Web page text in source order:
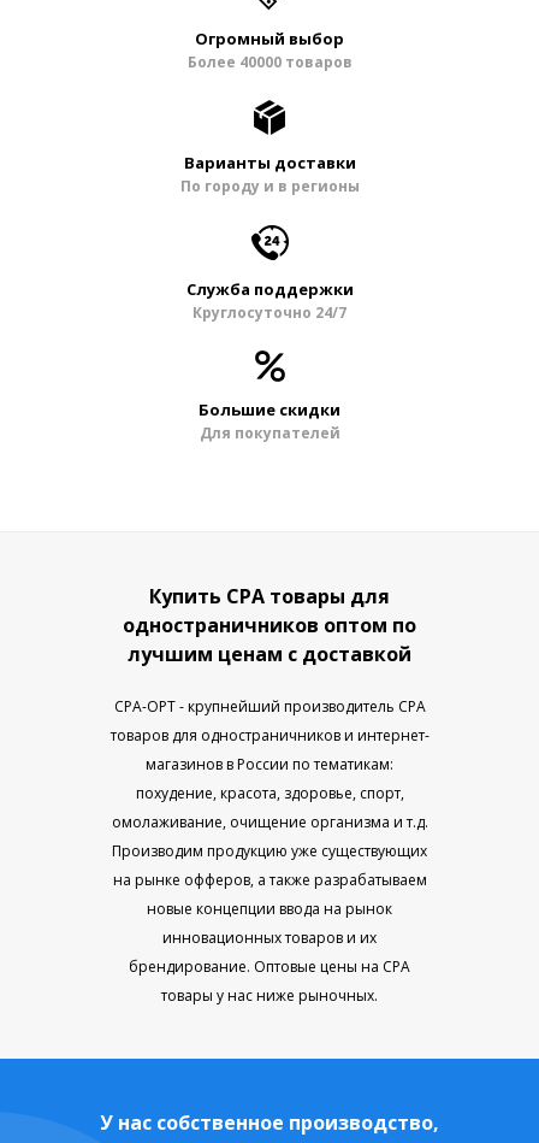
Огромный выбор
Более 40000 товаров
Варианты доставки
По городу и в регионы
Служба поддержки
Круглосуточно 24/7
Большие скидки
Для покупателей
Купить CPA товары для
одностраничников оптом по
лучшим ценам с доставкой
CPA-OPT - крупнейший производитель CPA
товаров для одностраничников и интернет-
магазинов в России по тематикам:
похудение, красота, здоровье, спорт,
омолаживание, очищение организма и т.д.
Производим продукцию уже существующих
на рынке офферов, а также разрабатываем
новые концепции ввода на рынок
инновационных товаров и их
брендирование. Оптовые цены на CPA
товары у нас ниже рыночных.
У нас собственное производство,